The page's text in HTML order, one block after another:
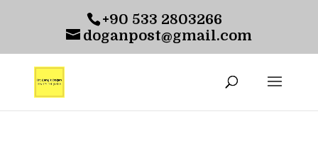
+90 533 2803266
doganpost@gmail.com